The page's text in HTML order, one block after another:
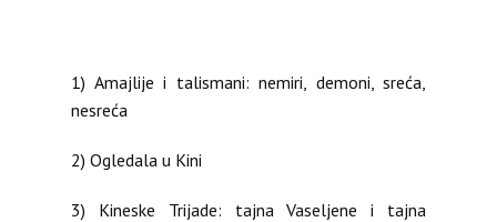
1) Amajlije i talismani: nemiri, demoni, sreća,
nesreća
2) Ogledala u Kini
3) Kineske Trijade: tajna Vaseljene i tajna
Prijavite se na naš newsletter